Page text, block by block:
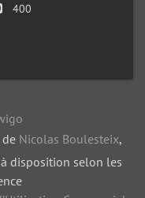
400
Nicolas Boulesteix,
disposition selon les